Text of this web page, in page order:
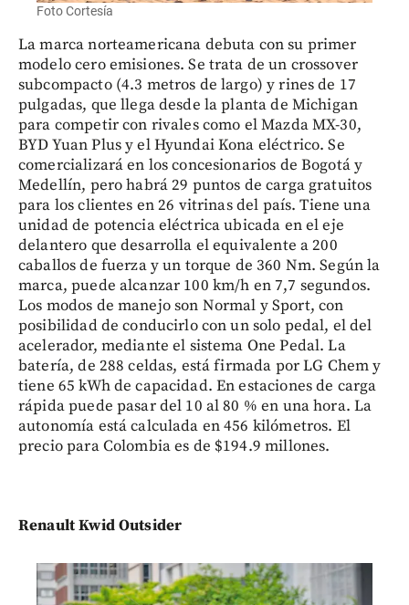
Foto Cortesía
La marca norteamericana debuta con su primer
modelo cero emisiones. Se trata de un crossover
subcompacto (4.3 metros de largo) y rines de 17
pulgadas, que llega desde la planta de Michigan
para competir con rivales como el Mazda MX-30,
BYD Yuan Plus y el Hyundai Kona eléctrico. Se
comercializará en los concesionarios de Bogotá y
Medellín, pero habrá 29 puntos de carga gratuitos
para los clientes en 26 vitrinas del país. Tiene una
unidad de potencia eléctrica ubicada en el eje
delantero que desarrolla el equivalente a 200
caballos de fuerza y un torque de 360 Nm. Según la
marca, puede alcanzar 100 km/h en 7,7 segundos.
Los modos de manejo son Normal y Sport, con
posibilidad de conducirlo con un solo pedal, el del
acelerador, mediante el sistema One Pedal. La
batería, de 288 celdas, está firmada por LG Chem y
tiene 65 kWh de capacidad. En estaciones de carga
rápida puede pasar del 10 al 80 % en una hora. La
autonomía está calculada en 456 kilómetros. El
precio para Colombia es de $194.9 millones.
Renault Kwid Outsider